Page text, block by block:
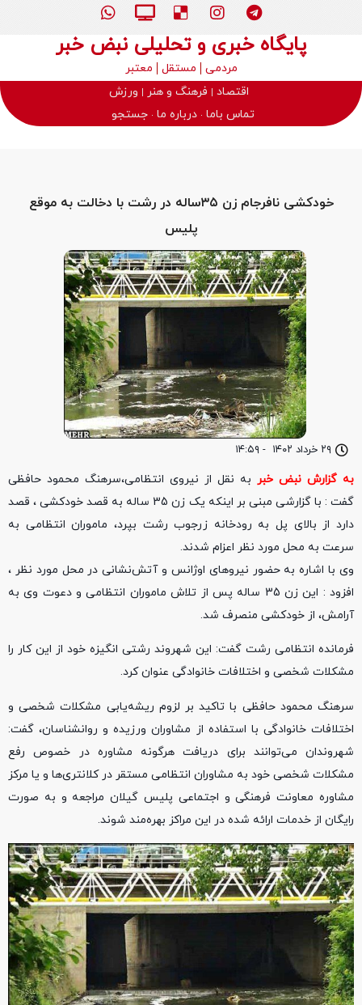
پایگاه خبری و تحلیلی نبض خبر
مردمی مستقل
معتبر
اقتصاد
فرهنگ و هنر
ورزش
تماس باما درباره ما جستجو
۲۹ خرداد ۱۴۰۲ - ۱۴:۵۹
خودکشی نافرجام زن ۳۵ساله در رشت با دخالت به موقع
پلیس
به گزارش نبض خبر به نقل از نیروی انتظامی،سرهنگ محمود حافظی
گفت : با گزارشی مبنی بر اینکه یک زن 35 ساله به قصد خودکشی ، قصد
دارد از بالای پل به رودخانه زرجوب رشت بپرد، ماموران انتظامی به
سرعت به محل مورد نظر اعزام شدند.
وی با اشاره به حضور نیرو‌های اوژانس و آتش‌نشانی در محل مورد نظر ،
افزود : این زن 35 ساله پس از تلاش ماموران انتظامی و دعوت وی به
آرامش، از خودکشی منصرف شد.
فرمانده انتظامی رشت گفت: این شهروند رشتی انگیزه خود از این کار را
مشکلات شخصی و اختلافات خانوادگی عنوان کرد.
سرهنگ محمود حافظی با تاکید بر لزوم ریشه‌یابی مشکلات شخصی و
اختلافات خانوادگی با استفاده از مشاوران ورزیده و روانشناسان، گفت:
شهروندان می‌توانند برای دریافت هرگونه مشاوره در خصوص رفع
مشکلات شخصی خود به مشاوران انتظامی مستقر در کلانتری‌ها و یا مرکز
مشاوره معاونت فرهنگی و اجتماعی پلیس گیلان مراجعه و به صورت
رایگان از خدمات ارائه شده در این مراکز بهره‌مند شوند.